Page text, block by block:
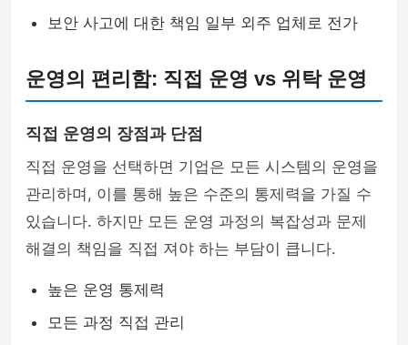
보안 사고에 대한 책임 일부 외주 업체로 전가
운영의 편리함: 직접 운영 vs 위탁 운영
직접 운영의 장점과 단점
직접 운영을 선택하면 기업은 모든 시스템의 운영을
관리하며, 이를 통해 높은 수준의 통제력을 가질 수
있습니다. 하지만 모든 운영 과정의 복잡성과 문제
해결의 책임을 직접 져야 하는 부담이 큽니다.
높은 운영 통제력
모든 과정 직접 관리